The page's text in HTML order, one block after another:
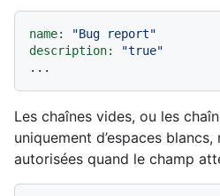
name:
"Bug report"
description:
"true"
...
Les chaînes vides, ou les
uniquement d’espaces
autorisées quand le champ